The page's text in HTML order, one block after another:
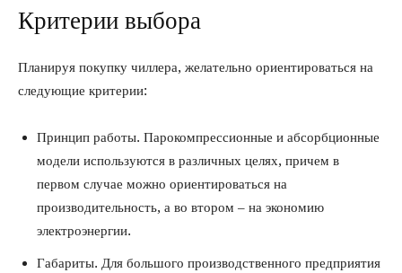
Критерии выбора
Планируя покупку чиллера, желательно ориентироваться на
следующие критерии:
Принцип работы. Парокомпрессионные и абсорбционные
модели используются в различных целях, причем в
первом случае можно ориентироваться на
производительность, а во втором – на экономию
электроэнергии.
Габариты. Для большого производственного предприятия